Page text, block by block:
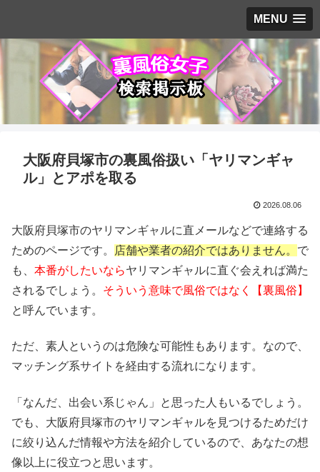
MENU
大阪府貝塚市の裏風俗扱い「ヤリマンギャ
ル」とアポを取る
2026.08.06
大阪府貝塚市のヤリマンギャルに直メールなどで連絡する
ためのページです。
店舗や業者の紹介ではありません。 で
も、 本番がしたいならヤリマンギャルに直ぐ会えれば満た
されるでしょう。 そういう意味で風俗ではなく【裏風俗】
と呼んでいます。
ただ、素人というのは危険な可能性もあります。なので、
マッチング系サイトを経由する流れになります。
「なんだ、出会い系じゃん」と思った人もいるでしょう。
でも、大阪府貝塚市のヤリマンギャルを見つけるためだけ
に絞り込んだ情報や方法を紹介しているので、あなたの想
像以上に役立つと思います。